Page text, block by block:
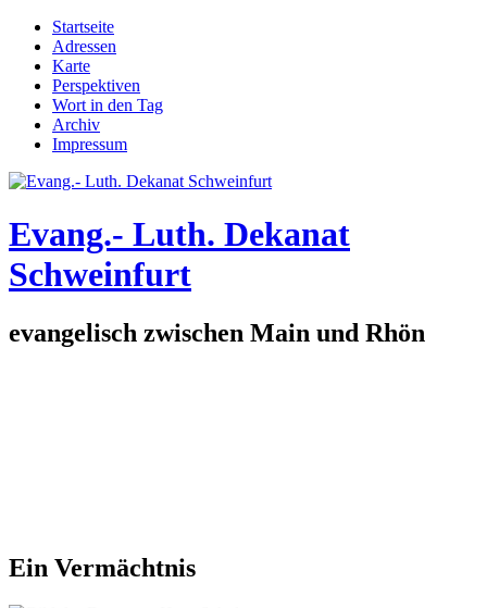
Direkt zum Inhalt
Hauptmenü
Startseite
Adressen
Karte
Perspektiven
Wort in den Tag
Archiv
Impressum
Evang.- Luth. Dekanat
Schweinfurt
evangelisch zwischen Main und Rhön
Ein Vermächtnis